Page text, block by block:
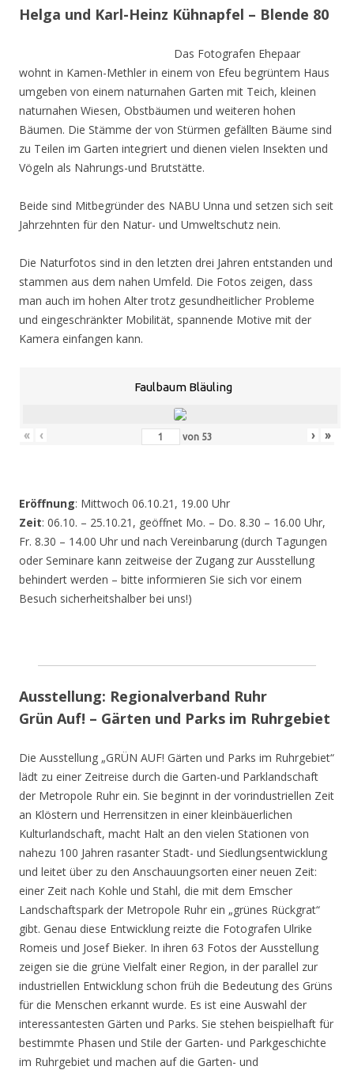
Helga und Karl-Heinz Kühnapfel – Blende 80
Das Fotografen Ehepaar
wohnt in Kamen-Methler in einem von Efeu begrüntem Haus
umgeben von einem naturnahen Garten mit Teich, kleinen
naturnahen Wiesen, Obstbäumen und weiteren hohen
Bäumen. Die Stämme der von Stürmen gefällten Bäume sind
zu Teilen im Garten integriert und dienen vielen Insekten und
Vögeln als Nahrungs-und Brutstätte.
Beide sind Mitbegründer des NABU Unna und setzen sich seit
Jahrzehnten für den Natur- und Umweltschutz nein.
Die Naturfotos sind in den letzten drei Jahren entstanden und
stammen aus dem nahen Umfeld. Die Fotos zeigen, dass
man auch im hohen Alter trotz gesundheitlicher Probleme
und eingeschränkter Mobilität, spannende Motive mit der
Kamera einfangen kann.
Faulbaum Bläuling
« ‹ von 53 › »
Eröffnung: Mittwoch 06.10.21, 19.00 Uhr
Zeit: 06.10. – 25.10.21, geöffnet Mo. – Do. 8.30 – 16.00 Uhr,
Fr. 8.30 – 14.00 Uhr und nach Vereinbarung (durch Tagungen
oder Seminare kann zeitweise der Zugang zur Ausstellung
behindert werden – bitte informieren Sie sich vor einem
Besuch sicherheitshalber bei uns!)
Ausstellung: Regionalverband Ruhr
Grün Auf! – Gärten und Parks im Ruhrgebiet
Die Ausstellung „GRÜN AUF! Gärten und Parks im Ruhrgebiet“
lädt zu einer Zeitreise durch die Garten-und Parklandschaft
der Metropole Ruhr ein. Sie beginnt in der vorindustriellen Zeit
an Klöstern und Herrensitzen in einer kleinbäuerlichen
Kulturlandschaft, macht Halt an den vielen Stationen von
nahezu 100 Jahren rasanter Stadt- und Siedlungsentwicklung
und leitet über zu den Anschauungsorten einer neuen Zeit:
einer Zeit nach Kohle und Stahl, die mit dem Emscher
Landschaftspark der Metropole Ruhr ein „grünes Rückgrat“
gibt. Genau diese Entwicklung reizte die Fotografen Ulrike
Romeis und Josef Bieker. In ihren 63 Fotos der Ausstellung
zeigen sie die grüne Vielfalt einer Region, in der parallel zur
industriellen Entwicklung schon früh die Bedeutung des Grüns
für die Menschen erkannt wurde. Es ist eine Auswahl der
interessantesten Gärten und Parks. Sie stehen beispielhaft für
bestimmte Phasen und Stile der Garten- und Parkgeschichte
im Ruhrgebiet und machen auf die Garten- und